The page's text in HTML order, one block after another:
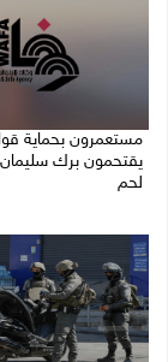
مستعمرون بحماية
يقتحمون برك
لحم